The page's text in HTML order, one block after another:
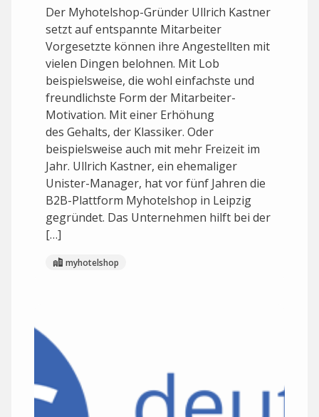
Der Myhotelshop-Gründer Ullrich Kastner
setzt auf entspannte Mitarbeiter
Vorgesetzte können ihre Angestellten mit
vielen Dingen belohnen. Mit Lob
beispielsweise, die wohl einfachste und
freundlichste Form der Mitarbeiter-
Motivation. Mit einer Erhöhung
des Gehalts, der Klassiker. Oder
beispielsweise auch mit mehr Freizeit im
Jahr. Ullrich Kastner, ein ehemaliger
Unister-Manager, hat vor fünf Jahren die
B2B-Plattform Myhotelshop in Leipzig
gegründet. Das Unternehmen hilft bei der
[…]
myhotelshop